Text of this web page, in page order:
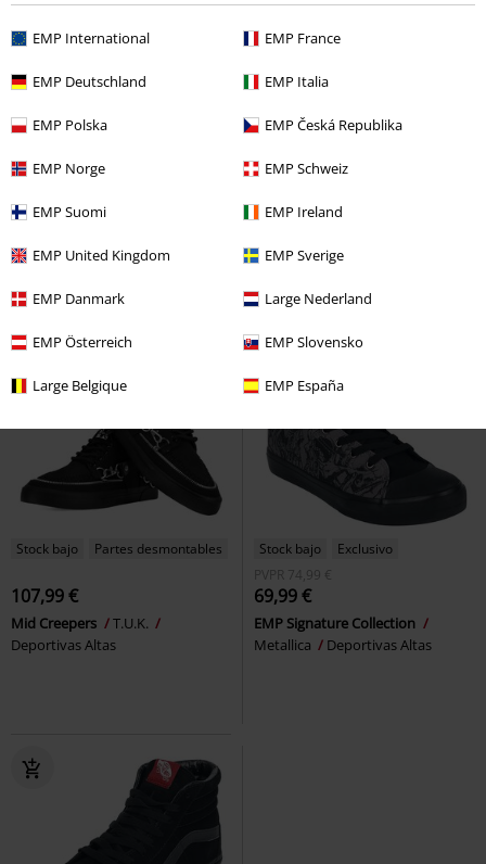
EMP International EMP France
EMP Deutschland EMP Italia
EMP Polska EMP Česká Republika
EMP Norge EMP Schweiz
EMP Suomi EMP Ireland
EMP United Kingdom EMP Sverige
EMP Danmark Large Nederland
EMP Österreich EMP Slovensko
Large Belgique EMP España
33% DTO
Exclusivo
PVPR 64,99 €
43,19 €
Rohan Gondor Map
% Stock bajo
70,99 €
SK8-Hi Vans
Stock bajo Partes desmontables
107,99 €
Mid Creepers
T.U.K.
Deportivas Altas
Stock bajo
Exclusivo
PVPR 74,99 €
69,99 €
EMP Signature Collection
Metallica
Deportivas Altas